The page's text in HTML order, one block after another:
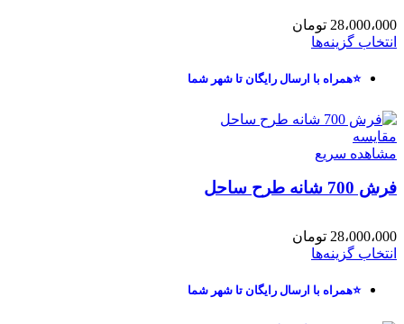
28،000،000 تومان
انتخاب گزینه‌ها
⭐همراه با ارسال رایگان تا شهر شما
مقایسه
مشاهده سریع
فرش 700 شانه طرح ساحل
28،000،000 تومان
انتخاب گزینه‌ها
⭐همراه با ارسال رایگان تا شهر شما